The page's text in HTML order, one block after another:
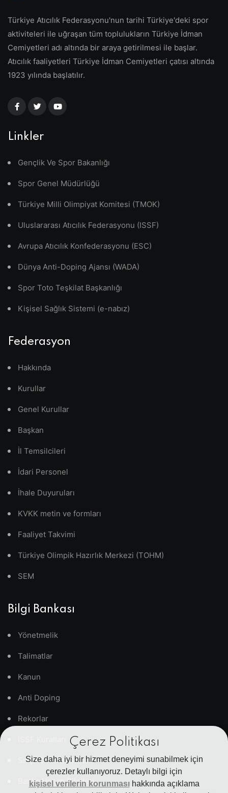
Çerez Politikası
Size daha iyi bir hizmet deneyimi sunabilmek için
çerezler kullanıyoruz. Detaylı bilgi için
kişisel verilerin korunmasıhakkında açıklama
Türkiye Atıcılık Federasyonu'nun tarihi Türkiye'deki spor
aktiviteleri ile uğraşan tüm toplulukların Türkiye İdman
Cemiyetleri adı altında bir araya getirilmesi ile başlar.
Atıcılık faaliyetleri Türkiye İdman Cemiyetleri çatısı altında
1923 yılında başlatılır.
Linkler
Gençlik Ve Spor Bakanlığı
Spor Genel Müdürlüğü
Türkiye Milli Olimpiyat Komitesi (TMOK)
Uluslararası Atıcılık Federasyonu (ISSF)
Avrupa Atıcılık Konfederasyonu (ESC)
Dünya Anti-Doping Ajansı (WADA)
Spor Toto Teşkilat Başkanlığı
Kişisel Sağlık Sistemi (e-nabız)
Federasyon
Hakkında
Kurullar
Genel Kurullar
Başkan
İl Temsilcileri
İdari Personel
İhale Duyuruları
KVKK metin ve formları
Faaliyet Takvimi
Türkiye Olimpik Hazırlık Merkezi (TOHM)
SEM
Bilgi Bankası
Yönetmelik
Talimatlar
Kanun
Anti Doping
Rekorlar
Sıkça Sorulan Sorular
Banka Hesap Bilgileri